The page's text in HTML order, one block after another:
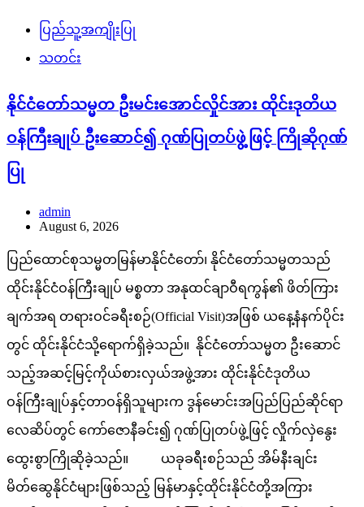
ပြည်သူ့အကျိုးပြု
သတင်း
နိုင်ငံတော်သမ္မတ ဦးမင်းအောင်လှိုင်အား ထိုင်းဒုတိယ
ဝန်ကြီးချုပ် ဦးဆောင်၍ ဂုဏ်ပြုတပ်ဖွဲ့ဖြင့် ကြိုဆိုဂုဏ်
ပြု
admin
August 6, 2026
ပြည်ထောင်စုသမ္မတမြန်မာနိုင်ငံတော်၊ နိုင်ငံတော်သမ္မတသည်
ထိုင်းနိုင်ငံဝန်ကြီးချုပ် မစ္စတာ အနုထင်ချာဝီရကွန်၏ ဖိတ်ကြား
ချက်အရ တရားဝင်ခရီးစဉ်(Official Visit)အဖြစ် ယနေ့နံနက်ပိုင်း
တွင် ထိုင်းနိုင်ငံသို့ရောက်ရှိခဲ့သည်။ နိုင်ငံတော်သမ္မတ ဦးဆောင်
သည့်အဆင့်မြင့်ကိုယ်စားလှယ်အဖွဲ့အား ထိုင်းနိုင်ငံဒုတိယ
ဝန်ကြီးချုပ်နှင့်တာဝန်ရှိသူများက ဒွန်မောင်းအပြည်ပြည်ဆိုင်ရာ
လေဆိပ်တွင် ကော်ဇောနီခင်း၍ ဂုဏ်ပြုတပ်ဖွဲ့ဖြင့် လှိုက်လှဲနွေး
ထွေးစွာကြိုဆိုခဲ့သည်။ ယခုခရီးစဉ်သည် အိမ်နီးချင်း
မိတ်ဆွေနိုင်ငံများဖြစ်သည့် မြန်မာနှင့်ထိုင်းနိုင်ငံတို့အကြား